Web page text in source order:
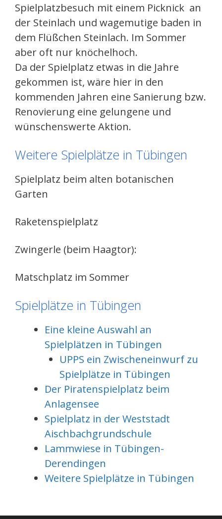
Spielplatzbesuch mit einem Picknick an
der Steinlach und wagemutige baden in
dem Flüßchen Steinlach. Im Sommer
aber oft nur knöchelhoch.
Da der Spielplatz etwas in die Jahre
gekommen ist, wäre hier in den
kommenden Jahren eine Sanierung bzw.
Renovierung eine gelungene und
wünschenswerte Aktion.
Weitere Spielplätze in Tübingen
Spielplatz beim alten botanischen
Garten
Raketenspielplatz
Zwingerle (beim Haagtor):
Matschplatz im Sommer
Spielplätze in Tübingen
Eine kleine Auswahl an
Spielplätzen in Tübingen
UPPS ein Zwischeneinwurf zu
Spielplätze in Tübingen
Der Piratenspielplatz beim
Anlagensee
Spielplatz in der Weststadt
Aischbachgrundschule
Lammwiese in Tübingen-
Derendingen
Weitere Spielplätze in Tübingen